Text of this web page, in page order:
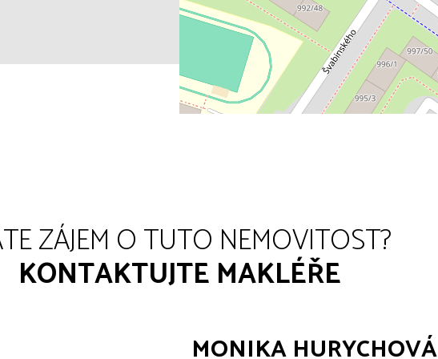
ZÁJEM O TUTO NEMOVITOST?
KONTAKTUJTE MAKLÉŘE
MONIKA HURYCHOVÁ